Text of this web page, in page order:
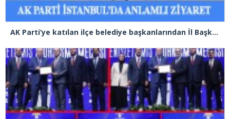
AK Parti’ye katılan ilçe belediye başkanlarından İl Başkanı Özdemir’e ziyaret